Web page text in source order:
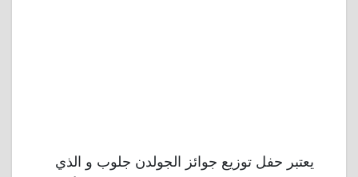
يعتبر حفل توزيع جوائز الجولدن جلوب و الذي